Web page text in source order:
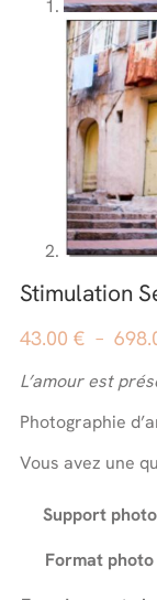
Stimulation
43.00 € –
L’amour est
Photographie
Vous avez une
Support photo
Format photo